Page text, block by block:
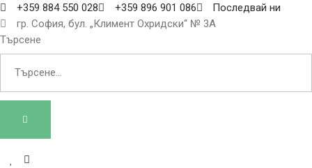
+359 884 550 028 +359 896 901 086
Последвай ни
гр. София, бул. „Климент Охридски“ № 3A
Търсене